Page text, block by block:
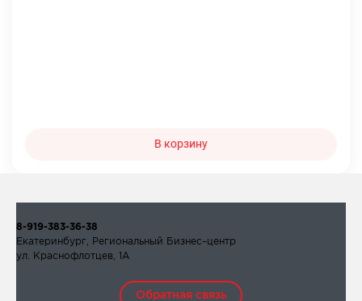
В корзину
8-919-383-36-38
Екатеринбург, Региональный Бизнес–центр
ул. Краснофлотцев, 1А
Обратная связь